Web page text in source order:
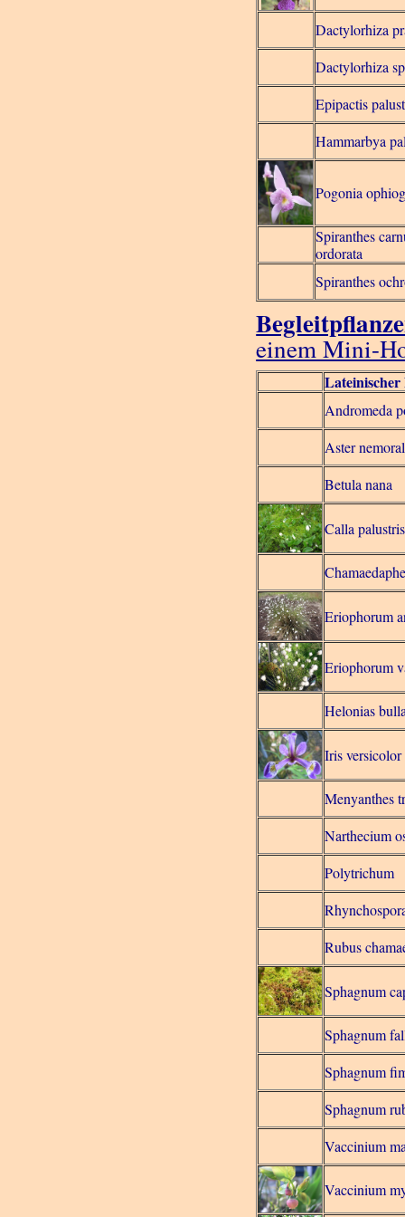
Dactylorhiza
Dactylorhiza
Epipactis
Hammarbya
Pogonia
Spiranthes
ordorata
Spiranthes
einem Mini-
Lateinischer
Andromeda
Aster
Betula nana
Calla palustris
Eriophorum
Eriophorum
Helonias
Iris versicolor
Menyanthes
Narthecium
Polytrichum
Rubus
Sphagnum
Sphagnum
Sphagnum
Sphagnum
Vaccinium
Vaccinium